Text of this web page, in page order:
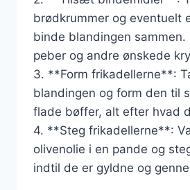
brødkrummer og eventuelt
binde blandingen sammen.
peber og andre ønskede
3. **Form frikadellerne**:
blandingen og form den til
flade bøffer, alt efter hvad
4. **Steg frikadellerne**:
olivenolie i en pande og
indtil de er gyldne og